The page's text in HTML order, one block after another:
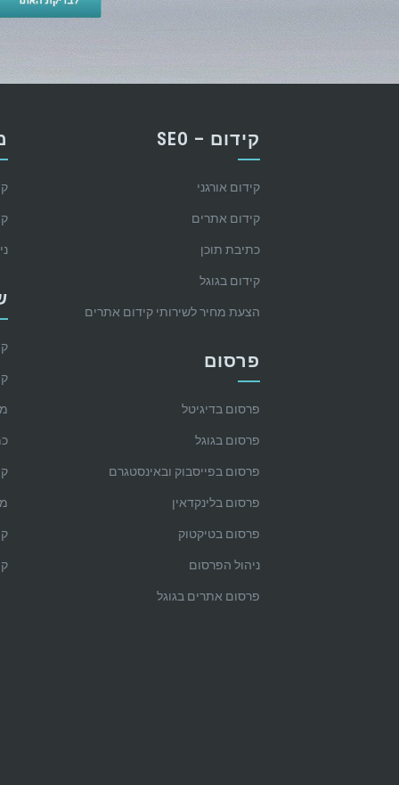
קידום – SEO
קידום אורגני
קידום אתרים
כתיבת תוכן
קידום בגוגל
הצעת מחיר לשירותי קידום אתרים
פרסום
פרסום בדיגיטל
פרסום בגוגל
פרסום בפייסבוק ובאינסטגרם
פרסום בלינקדאין
פרסום בטיקטוק
ניהול הפרסום
פרסום אתרים בגוגל